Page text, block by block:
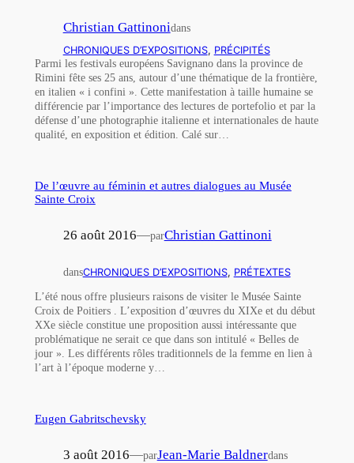
Christian Gattinonidans
CHRONIQUES D’EXPOSITIONS, PRÉCIPITÉS
Parmi les festivals européens Savignano dans la province de
Rimini fête ses 25 ans, autour d’une thématique de la frontière,
en italien « i confini ». Cette manifestation à taille humaine se
différencie par l’importance des lectures de portefolio et par la
défense d’une photographie italienne et internationales de haute
qualité, en exposition et édition. Calé sur…
De l’œuvre au féminin et autres dialogues au Musée
Sainte Croix
26 août 2016—parChristian Gattinoni
dansCHRONIQUES D’EXPOSITIONS, PRÉTEXTES
L’été nous offre plusieurs raisons de visiter le Musée Sainte
Croix de Poitiers . L’exposition d’œuvres du XIXe et du début
XXe siècle constitue une proposition aussi intéressante que
problématique ne serait ce que dans son intitulé « Belles de
jour ». Les différents rôles traditionnels de la femme en lien à
l’art à l’époque moderne y…
Eugen Gabritschevsky
3 août 2016—parJean-Marie Baldnerdans